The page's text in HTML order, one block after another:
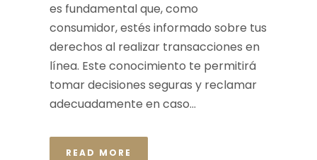
es fundamental que, como
consumidor, estés informado sobre tus
derechos al realizar transacciones en
línea. Este conocimiento te permitirá
tomar decisiones seguras y reclamar
adecuadamente en caso...
READ MORE